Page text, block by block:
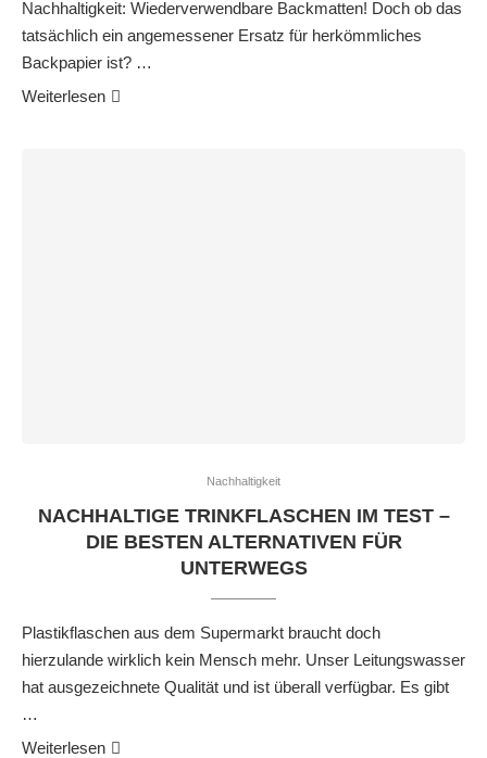
Nachhaltigkeit: Wiederverwendbare Backmatten! Doch ob das
tatsächlich ein angemessener Ersatz für herkömmliches
Backpapier ist? …
Weiterlesen
Nachhaltigkeit
NACHHALTIGE TRINKFLASCHEN IM TEST –
DIE BESTEN ALTERNATIVEN FÜR
UNTERWEGS
Plastikflaschen aus dem Supermarkt braucht doch
hierzulande wirklich kein Mensch mehr. Unser Leitungswasser
hat ausgezeichnete Qualität und ist überall verfügbar. Es gibt
…
Weiterlesen